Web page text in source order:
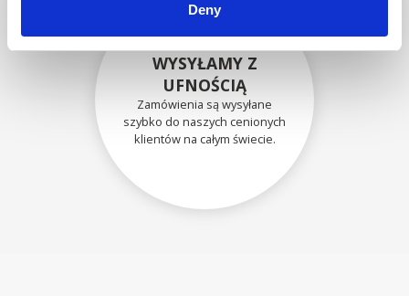
Deny
WYSYŁAMY Z
UFNOŚCIĄ
Zamówienia są wysyłane
szybko do naszych cenionych
klientów na całym świecie.